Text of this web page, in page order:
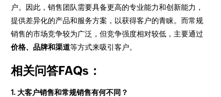
户。因此，销售团队需要具备更高的专业能力和创新能力，
提供差异化的产品和服务方案，以获得客户的青睐。而常规
销售的市场竞争较为广泛，但竞争强度相对较低，主要通过
价格、品牌和渠道等方式来吸引客户。
相关问答FAQs：
1. 大客户销售和常规销售有何不同？